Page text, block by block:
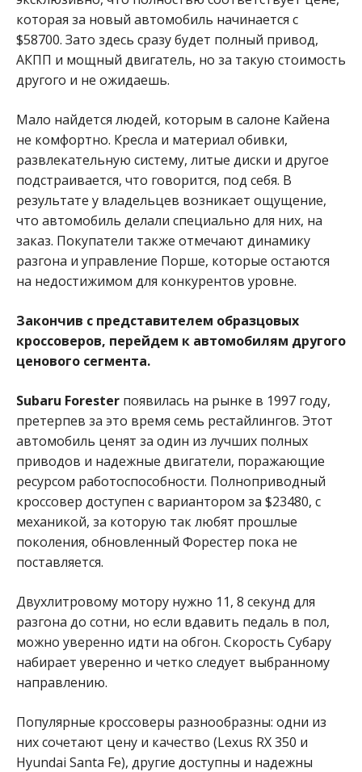
которая за новый автомобиль начинается с
$58700. Зато здесь сразу будет полный привод,
АКПП и мощный двигатель, но за такую стоимость
другого и не ожидаешь.
Мало найдется людей, которым в салоне Кайена
не комфортно. Кресла и материал обивки,
развлекательную систему, литые диски и другое
подстраивается, что говорится, под себя. В
результате у владельцев возникает ощущение,
что автомобиль делали специально для них, на
заказ. Покупатели также отмечают динамику
разгона и управление Порше, которые остаются
на недостижимом для конкурентов уровне.
Закончив с представителем образцовых
кроссоверов, перейдем к автомобилям другого
ценового сегмента.
Subaru Forester появилась на рынке в 1997 году,
претерпев за это время семь рестайлингов. Этот
автомобиль ценят за один из лучших полных
приводов и надежные двигатели, поражающие
ресурсом работоспособности. Полноприводный
кроссовер доступен с вариантором за $23480, с
механикой, за которую так любят прошлые
поколения, обновленный Форестер пока не
поставляется.
Двухлитровому мотору нужно 11, 8 секунд для
разгона до сотни, но если вдавить педаль в пол,
можно уверенно идти на обгон. Скорость Субару
набирает уверенно и четко следует выбранному
направлению.
Популярные кроссоверы разнообразны: одни из
них сочетают цену и качество (Lexus RX 350 и
Hyundai Santa Fe), другие доступны и надежны